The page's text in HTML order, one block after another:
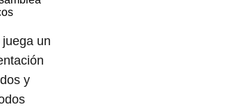
juega un
y